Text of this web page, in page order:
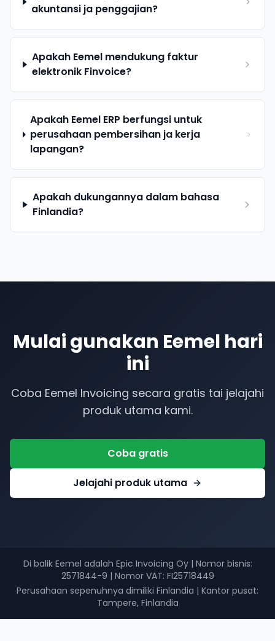
akuntansi ja penggajian?
Apakah Eemel mendukung faktur
elektronik Finvoice?
Apakah Eemel ERP berfungsi untuk
perusahaan pembersihan ja kerja
lapangan?
Apakah dukungannya dalam bahasa
Finlandia?
Mulai gunakan Eemel hari
ini
Coba Eemel Invoicing secara gratis tai jelajahi
produk utama kami.
Coba gratis
Jelajahi produk utama
Di balik Eemel adalah Epic Invoicing Oy| Nomor bisnis:
2571844-9 | Nomor VAT: FI25718449
Perusahaan sepenuhnya dimiliki Finlandia | Kantor pusat:
Tampere, Finlandia